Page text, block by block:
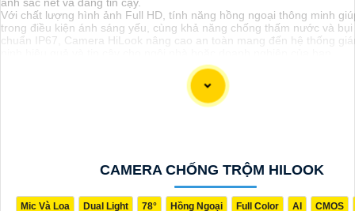
Với chất lượng hình ảnh Full HD, tính năng hồng ngoại thông minh
trong điều kiện ánh sáng yếu, cùng khả năng chống thấm nước và
chuẩn IP67, Camera HiLook nâng cao an toàn mang đến hệ thống
Nếu bạn cần thêm thông tin chi tiết hoặc tư vấn về sản phẩm Camera
đừng ngần ngại liên hệ với chúng tôi để được hỗ trợ tốt nhất.
CAMERA CHỐNG TRỘM HILOOK
Mic Và Loa Dual Light 78° Hồng Ngoại Full Color AI
CMOS